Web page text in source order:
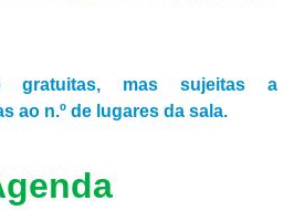
gratuitas, mas sujeitas a
ao n.º de lugares da sala.